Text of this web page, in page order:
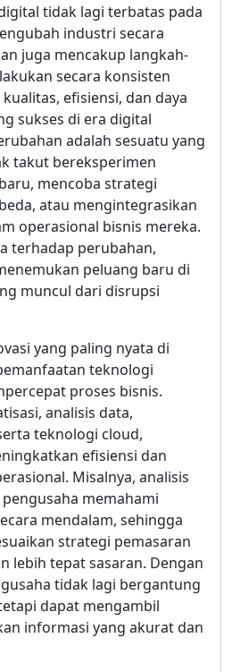
tidak lagi terbatas pada
industri secara
juga mencakup langkah-
secara konsisten
efisiensi, dan daya
sukses di era digital
adalah sesuatu yang
takut bereksperimen
mencoba strategi
atau mengintegrasikan
operasional bisnis mereka.
terhadap perubahan,
peluang baru di
muncul dari disrupsi
yang paling nyata di
teknologi
proses bisnis.
analisis data,
teknologi cloud,
efisiensi dan
Misalnya, analisis
memahami
mendalam, sehingga
strategi pemasaran
lebih tepat sasaran. Dengan
tidak lagi bergantung
dapat mengambil
informasi yang akurat dan